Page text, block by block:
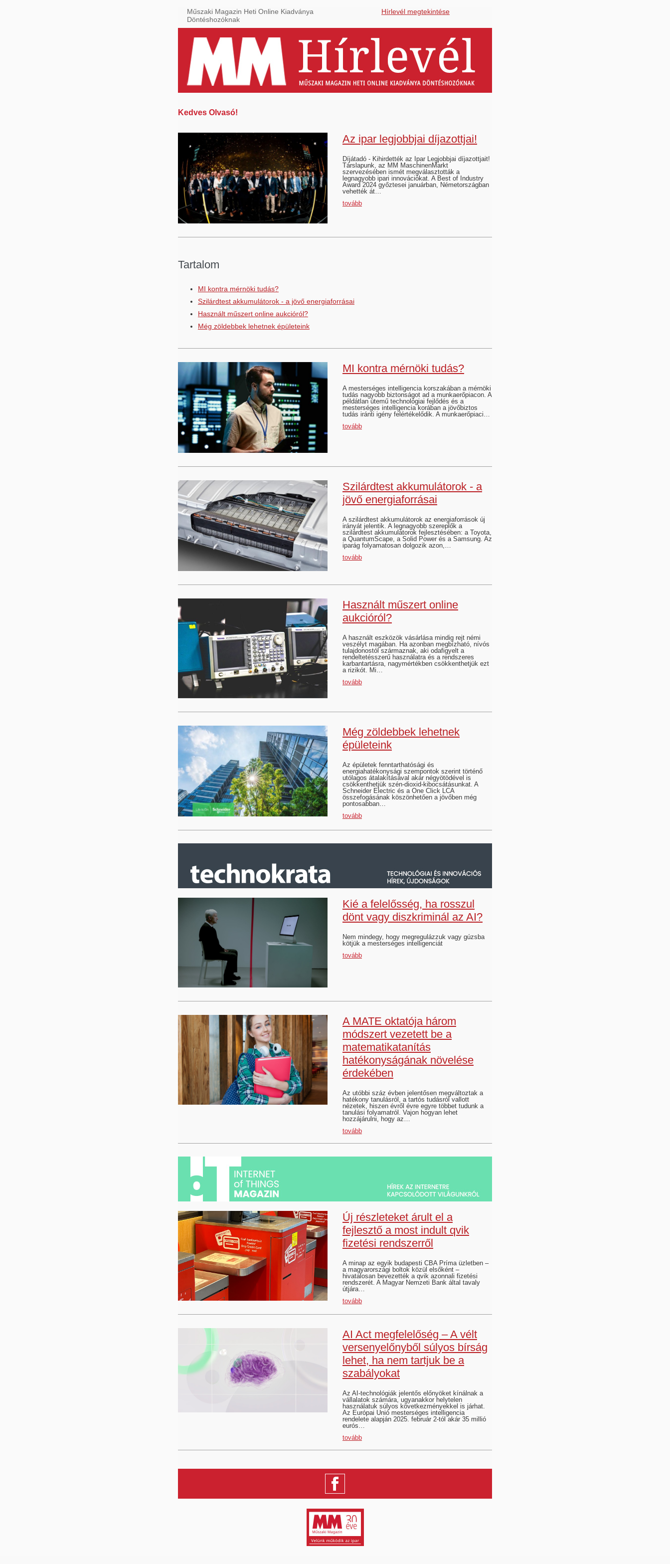
Műszaki Magazin Heti Online Kiadványa
Döntéshozóknak
Hírlevél megtekintése
Kedves Olvasó!
Az ipar legjobbjai díjazottjai!
Díjátadó - Kihirdették az Ipar Legjobbjai díjazottjait!
Társlapunk, az MM MaschinenMarkt
szervezésében ismét megválasztották a
legnagyobb ipari innovációkat. A Best of Industry
Award 2024 győztesei januárban, Németországban
vehették át…
tovább
Tartalom
MI kontra mérnöki tudás?
Szilárdtest akkumulátorok - a jövő energiaforrásai
Használt műszert online aukcióról?
Még zöldebbek lehetnek épületeink
MI kontra mérnöki tudás?
A mesterséges intelligencia korszakában a mérnöki
tudás nagyobb biztonságot ad a munkaerőpiacon. A
példátlan ütemű technológiai fejlődés és a
mesterséges intelligencia korában a jövőbiztos
tudás iránti igény felértékelődik. A munkaerőpiaci…
tovább
Szilárdtest akkumulátorok - a
jövő energiaforrásai
A szilárdtest akkumulátorok az energiaforrások új
irányát jelentik. A legnagyobb szereplők a
szilárdtest akkumulátorok fejlesztésében: a Toyota,
a QuantumScape, a Solid Power és a Samsung. Az
iparág folyamatosan dolgozik azon,…
tovább
Használt műszert online
aukcióról?
A használt eszközök vásárlása mindig rejt némi
veszélyt magában. Ha azonban megbízható, nívós
tulajdonostól származnak, aki odafigyelt a
rendeltetésszerű használatra és a rendszeres
karbantartásra, nagymértékben csökkenthetjük ezt
a rizikót. Mi…
tovább
Még zöldebbek lehetnek
épületeink
Az épületek fenntarthatósági és
energiahatékonysági szempontok szerint történő
utólagos átalakításával akár négyötödével is
csökkenthetjük szén-dioxid-kibocsátásunkat. A
Schneider Electric és a One Click LCA
összefogásának köszönhetően a jövőben még
pontosabban…
tovább
Kié a felelősség, ha rosszul
dönt vagy diszkriminál az AI?
Nem mindegy, hogy megregulázzuk vagy gúzsba
kötjük a mesterséges intelligenciát
tovább
A MATE oktatója három
módszert vezetett be a
matematikatanítás
hatékonyságának növelése
érdekében
Az utóbbi száz évben jelentősen megváltoztak a
hatékony tanulásról, a tartós tudásról vallott
nézetek, hiszen évről évre egyre többet tudunk a
tanulási folyamatról. Vajon hogyan lehet
hozzájárulni, hogy az…
tovább
Új részleteket árult el a
fejlesztő a most indult qvik
fizetési rendszerről
A minap az egyik budapesti CBA Príma üzletben –
a magyarországi boltok közül elsőként –
hivatalosan bevezették a qvik azonnali fizetési
rendszerét. A Magyar Nemzeti Bank által tavaly
útjára…
tovább
AI Act megfelelőség – A vélt
versenyelőnyből súlyos bírság
lehet, ha nem tartjuk be a
szabályokat
Az AI-technológiák jelentős előnyöket kínálnak a
vállalatok számára, ugyanakkor helytelen
használatuk súlyos következményekkel is járhat.
Az Európai Unió mesterséges intelligencia
rendelete alapján 2025. február 2-tól akár 35 millió
eurós…
tovább